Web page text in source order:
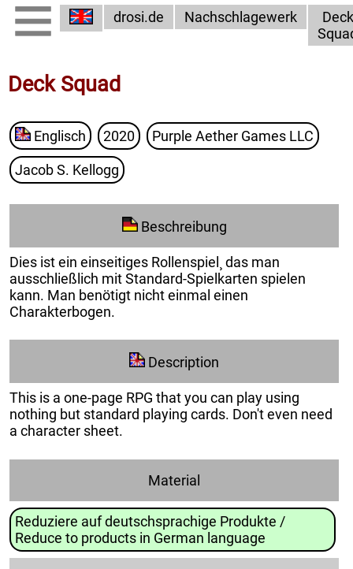
drosi.de Nachschlagewerk
Deck
Deck Squad
Englisch 2020 Purple Aether Games LLC
Jacob S. Kellogg
Beschreibung
Dies ist ein einseitiges Rollenspiel¸ das man
ausschließlich mit Standard-Spielkarten spielen
kann. Man benötigt nicht einmal einen
Charakterbogen.
Description
This is a one-page RPG that you can play using
nothing but standard playing cards. Don't even need
a character sheet.
Material
Reduziere auf deutschsprachige Produkte /
Reduce to products in German language